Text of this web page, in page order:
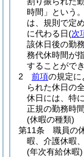
時間」という
は、規則で定
に代わる日(次
該休日後の勤
務代休時間が
することができ
2
前項の規定に
られた休日の
休日には、特
正規の勤務時
(休暇の種類)
第11条
職員の
暇、介護休暇
(年次有給休暇)